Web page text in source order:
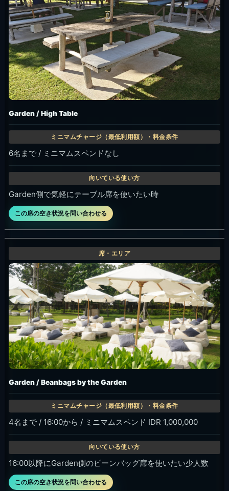
Garden / High Table
6名まで / ミニマムスペンドなし
Garden側で気軽にテーブル席を使いたい時
この席の空き状況を問い合わせる
Garden / Beanbags by the Garden
4名まで / 16:00から / ミニマムスペンド IDR 1,000,000
16:00以降にGarden側のビーンバッグ席を使いたい少人数
この席の空き状況を問い合わせる